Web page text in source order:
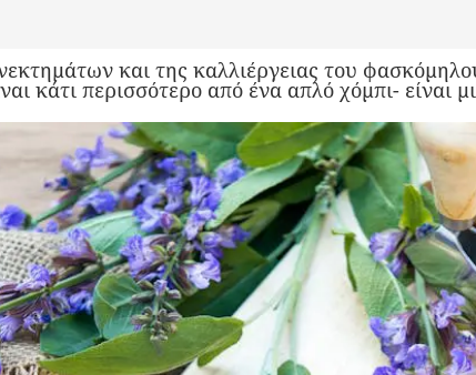
και της καλλιέργειας του
κάτι περισσότερο από ένα απλό χόμπι- είναι